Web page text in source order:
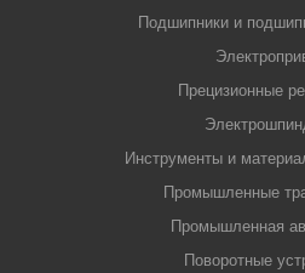
Подшипники и
Прецизионные
Инструменты и
Промышленные
Промышленная
Поворотные